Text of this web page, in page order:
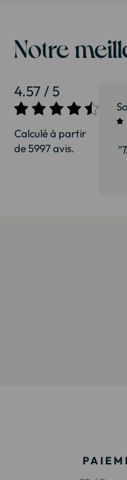
Notre
4.57 / 5
Calculé à partir
de 5997 avis.
27/07/2026
ravis et